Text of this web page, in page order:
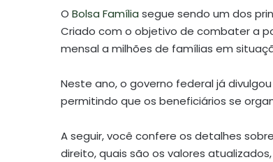
O Bolsa Família segue sendo um dos
Criado com o objetivo de combater a
mensal a milhões de famílias em
Neste ano, o governo federal já
permitindo que os beneficiários se
A seguir, você confere os detalhes
direito, quais são os valores